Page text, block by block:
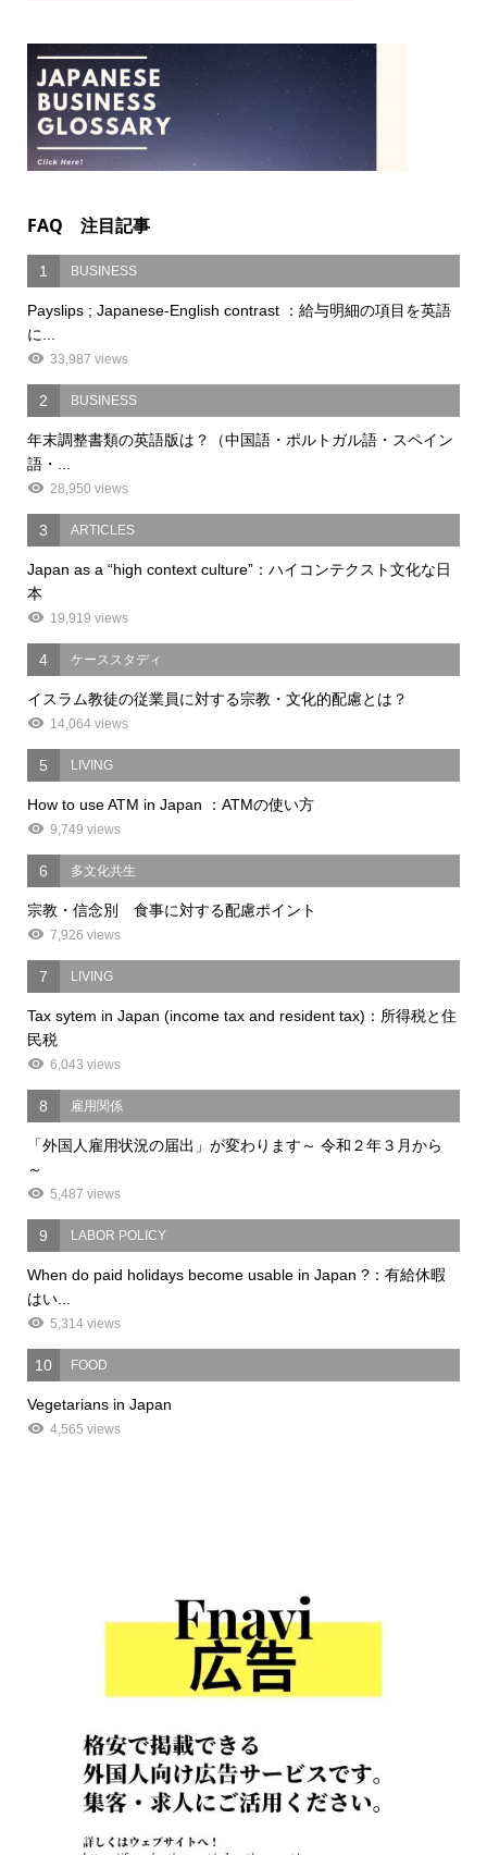
FAQ 注目記事
1 BUSINESS
Payslips ; Japanese-English contrast ：給与明細の項目を英語
に...
33,987 views
2 BUSINESS
年末調整書類の英語版は？（中国語・ポルトガル語・スペイン
語・...
28,950 views
3 ARTICLES
Japan as a “high context culture”：ハイコンテクスト文化な日
本
19,919 views
4 ケーススタディ
イスラム教徒の従業員に対する宗教・文化的配慮とは？
14,064 views
5 LIVING
How to use ATM in Japan ：ATMの使い方
9,749 views
6 多文化共生
宗教・信念別 食事に対する配慮ポイント
7,926 views
7 LIVING
Tax sytem in Japan (income tax and resident tax)：所得税と住
民税
6,043 views
8 雇用関係
「外国人雇用状況の届出」が変わります～ 令和２年３月から
～
5,487 views
9 LABOR POLICY
When do paid holidays become usable in Japan ?：有給休暇
はい...
5,314 views
10 FOOD
Vegetarians in Japan
4,565 views